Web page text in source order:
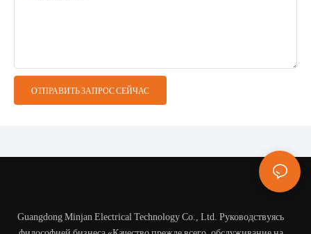
ОТПРАВИТЬ ЗАПРОС СЕЙЧАС
Guangdong Minjan Electrical Technology Co., Ltd. Руководствуясь